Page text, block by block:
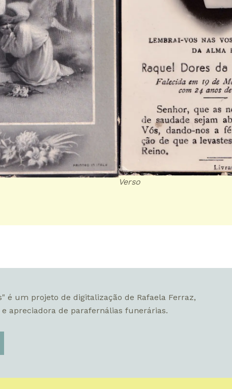
Verso
é um projeto de digitalização de Rafaela Ferraz,
apreciadora de parafernálias funerárias.